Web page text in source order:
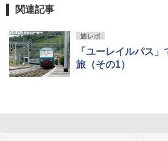
関連記事
旅レポ
「ユーレイルパス
旅（その1）